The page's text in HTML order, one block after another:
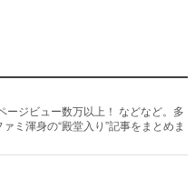
ージビュー数万以上！ などなど。多
ミ渾身の“殿堂入り”記事をまとめま